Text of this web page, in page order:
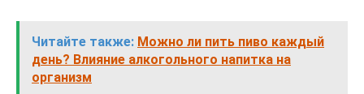
Читайте также: Можно ли пить пиво каждый
день? Влияние алкогольного напитка на
организм